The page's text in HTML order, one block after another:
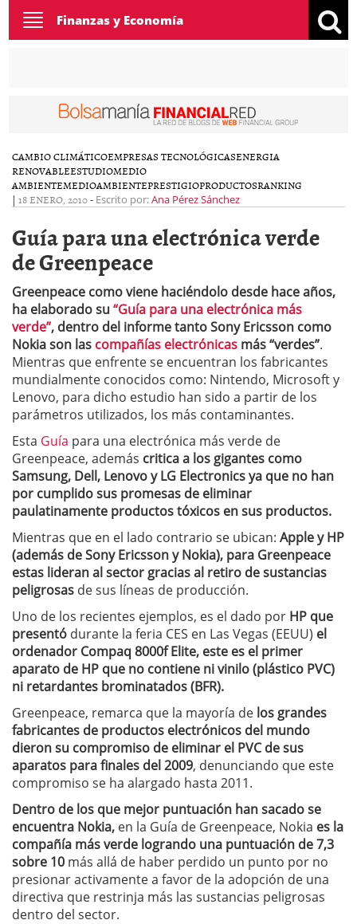
Toggle
navigation
Finanzas y Economía
CAMBIO CLIMÁTICOEMPRESAS TECNOLÓGICASENERGIA
RENOVABLEESTUDIOMEDIO
AMBIENTEMEDIOAMBIENTEPRESTIGIOPRODUCTOSRANKING
| 18 ENERO, 2010- Escrito por:Ana Pérez Sánchez
Guía para una electrónica verde
de Greenpeace
Greenpeace como viene haciéndolo desde hace años,
ha elaborado su “Guía para una electrónica más
verde”, dentro del informe tanto Sony Ericsson como
Nokia son las compañías electrónicas más “verdes”.
Mientras que enfrente se encuentran los fabricantes
mundialmente conocidos como: Nintendo, Microsoft y
Lenovo, para dicho estudio han sido a partir de los
parámetros utilizados, los más contaminantes.
Esta Guía para una electrónica más verde de
Greenpeace, además critica a los gigantes como
Samsung, Dell, Lenovo y LG Electronics ya que no han
por cumplido sus promesas de eliminar
paulatinamente productos tóxicos en sus productos.
Mientras que en el lado contrario se ubican: Apple y HP
(además de Sony Ericsson y Nokia), para Greenpeace
estas lideran al sector gracias al retiro de sustancias
peligrosas de sus líneas de producción.
Uno de los recientes ejemplos, es el dado por HP que
presentó durante la feria CES en Las Vegas (EEUU) el
ordenador Compaq 8000f Elite, este es el primer
aparato de HP que no contiene ni vinilo (plástico PVC)
ni retardantes brominatados (BFR).
Greenpeace, remarca que la mayoría de los grandes
fabricantes de productos electrónicos del mundo
dieron su compromiso de eliminar el PVC de sus
aparatos para finales del 2009, denunciando que este
compromiso se ha alargado hasta 2011.
Dentro de los que mejor puntuación han sacado se
encuentra Nokia, en la Guía de Greenpeace, Nokia es la
compañía más verde logrando una puntuación de 7,3
sobre 10 más allá de haber perdido un punto por no
presionar activamente a favor de la adopción de una
directiva que restrinja más las sustancias peligrosas
dentro del sector.